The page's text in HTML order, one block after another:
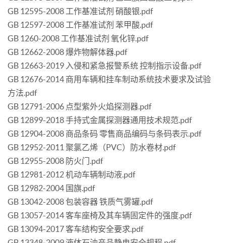
GB 12595-2008 工作基准试剂 硝酸银.pdf
GB 12597-2008 工作基准试剂 苯甲酸.pdf
GB 1260-2008 工作基准试剂 氧化锌.pdf
GB 12662-2008 爆炸物解体器.pdf
GB 12663-2019 入侵和紧急报警系统 控制指示设备.pdf
GB 12676-2014 商用车辆和挂车制动系统技术要求及试验
方法.pdf
GB 12791-2006 点型紫外火焰探测器.pdf
GB 12899-2018 手持式金属探测器通用技术规范.pdf
GB 12904-2008 商品条码 零售商品编码与条码表示.pdf
GB 12952-2011 聚氯乙烯（PVC）防水卷材.pdf
GB 12955-2008 防火门.pdf
GB 12981-2012 机动车辆制动液.pdf
GB 12982-2004 国旗.pdf
GB 13042-2008 包装容器 铁质气雾罐.pdf
GB 13057-2014 客车座椅及其车辆固定件的强度.pdf
GB 13094-2017 客车结构安全要求.pdf